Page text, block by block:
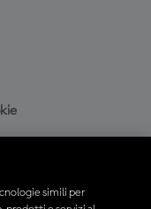
simili per